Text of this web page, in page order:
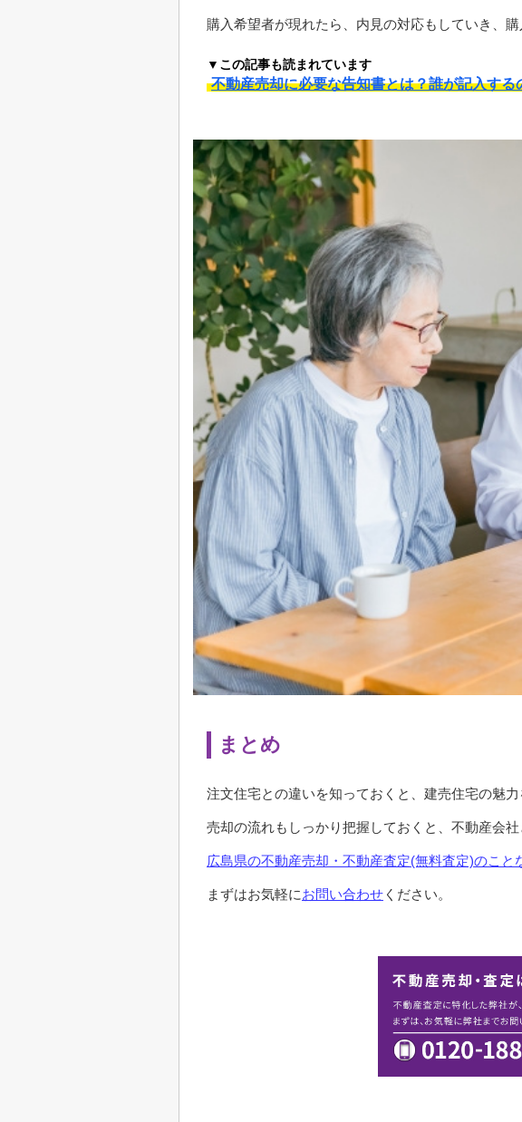
購入希望者が現れたら、内見の対応もしていき、
▼この記事も読まれています
不動産売却に必要な告知書とは？誰が記入す
まとめ
注文住宅との違いを知っておくと、建売住宅の魅
売却の流れもしっかり把握しておくと、不動産会
広島県の不動産売却・不動産査定(無料査定)のこと
まずはお気軽にお問い合わせ ください。